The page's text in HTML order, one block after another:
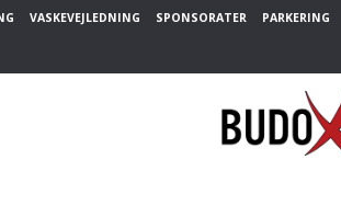
VASKEVEJLEDNING SPONSORATER PARKERING